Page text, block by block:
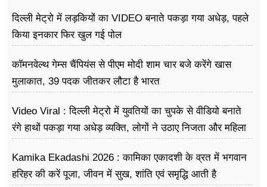
दिल्ली मेट्रो में लड़कियों का VIDEO बनाते पकड़ा गया अधेड़, पहले
किया इनकार फिर खुल गई पोल
कॉमनवेल्थ गेम्स चैंपियंस से पीएम मोदी शाम चार बजे करेंगे खास
मुलाकात, 39 पदक जीतकर लौटा है भारत
Video Viral : दिल्ली मेट्रो में युवतियों का चुपके से वीडियो बनाते
रंगे हाथों पकड़ा गया अधेड़ व्यक्ति, लोगों ने उठाए निजता और महिला
Kamika Ekadashi 2026 : कामिका एकादशी के व्रत में भगवान
हरिहर की करें पूजा, जीवन में सुख, शांति एवं समृद्धि आती है